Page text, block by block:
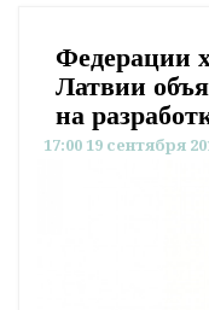
Федерации
Латвии
на
17:00 19 сентября